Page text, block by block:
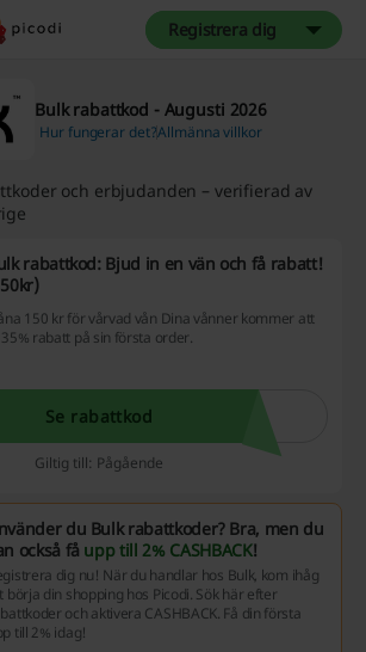
Registrera dig
Bulk rabattkod - Augusti 2026
Hur fungerar det?Allmänna villkor
och erbjudanden – verifierad av
rabattkod: Bjud in en vän och få rabatt!
150 kr för vårvad vån Dina vånner kommer att
rabatt på sin första order.
Se rabattkod
Giltig till: Pågående
du Bulk rabattkoder? Bra, men du
också få upp till 2% CASHBACK!
dig nu! När du handlar hos Bulk, kom ihåg
börja din shopping hos Picodi. Sök här efter
och aktivera CASHBACK. Få din första
till 2% idag!